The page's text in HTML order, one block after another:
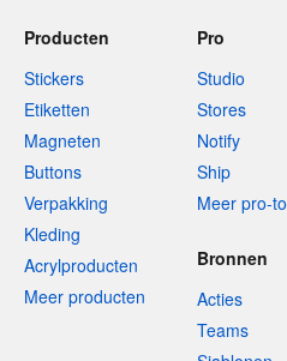
Producten
Stickers
Etiketten
Magneten
Buttons
Verpakking
Kleding
Acrylproducten
Meer producten
Pro
Studio
Stores
Notify
Ship
Meer pro-
Bronnen
Acties
Teams